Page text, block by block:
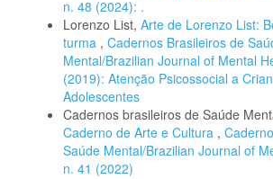
n. 48 (2024): .
Lorenzo List, Arte de Lorenzo List:
turma , Cadernos Brasileiros de
Mental/Brazilian Journal of Mental
(2019): Atenção Psicossocial a
Adolescentes
Cadernos brasileiros de Saúde
Caderno de Arte e Cultura ,
Saúde Mental/Brazilian Journal of
n. 41 (2022)